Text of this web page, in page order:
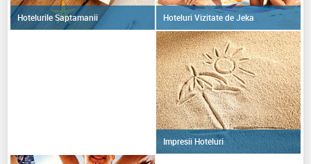
Hotelurile Saptamanii Hoteluri Vizitate de Jeka
Impresii Hoteluri